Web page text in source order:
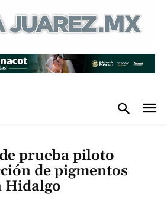
prueba piloto
de pigmentos
Hidalgo